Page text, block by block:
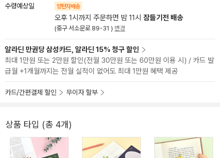
수령예상일 양탄자배송
오후 1시까지 주문하면 밤 11시 잠들기전 배송
(중구 서소문로 89-31 ) 변경
알라딘 만권당 삼성카드, 알라딘 15% 청구 할인
최대 1만원 또는 2만원 할인(전월 30만원 또는 60만원 이용 시) / 카드 발
급월 +1개월까지는 전월 실적이 없어도 최대 1만원 혜택 제공
카드/간편결제 할인 무이자 할부
상품 타입 (총 4개)